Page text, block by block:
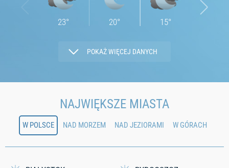
23°
2.9
0
20°
2.98
15°
3.02
0
POKAŻ WIĘCEJ DANYCH
NAJWIĘKSZE MIASTA
W POLSCE NAD MORZEM NAD JEZIORAMI W GÓRACH